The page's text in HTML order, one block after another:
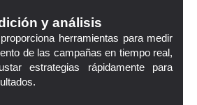
y análisis
herramientas para medir
de las campañas en tiempo real,
estrategias rápidamente para